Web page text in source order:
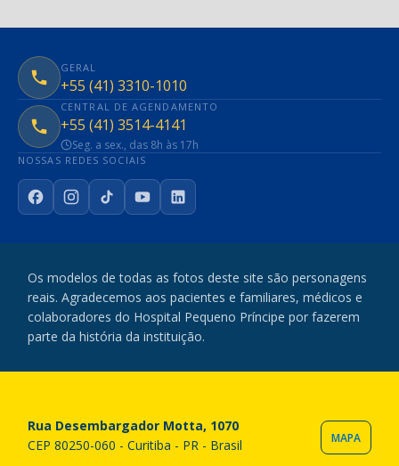
GERAL
+55 (41) 3310-1010
CENTRAL DE AGENDAMENTO
+55 (41) 3514-4141
Seg. a sex., das 8h às 17h
NOSSAS REDES SOCIAIS
FacebookInstagram
TikTokYouTubeLinkedIn
Os modelos de todas as fotos deste site são personagens
reais. Agradecemos aos pacientes e familiares, médicos e
colaboradores do Hospital Pequeno Príncipe por fazerem
parte da história da instituição.
Rua Desembargador Motta, 1070
CEP 80250-060 - Curitiba - PR - Brasil
MAPA